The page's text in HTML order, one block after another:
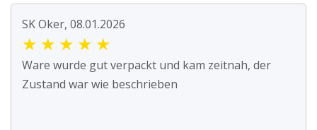
SK Oker, 08.01.2026
★ ★ ★ ★ ★
Ware wurde gut verpackt und kam zeitnah, der
Zustand war wie beschrieben